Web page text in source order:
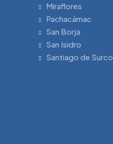
Miraflores
Pachacámac
San Borja
San Isidro
Santiago de Surco